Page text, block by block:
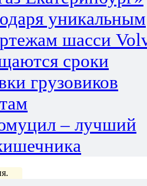
уникальным
шасси
сроки
грузовиков
– лучший